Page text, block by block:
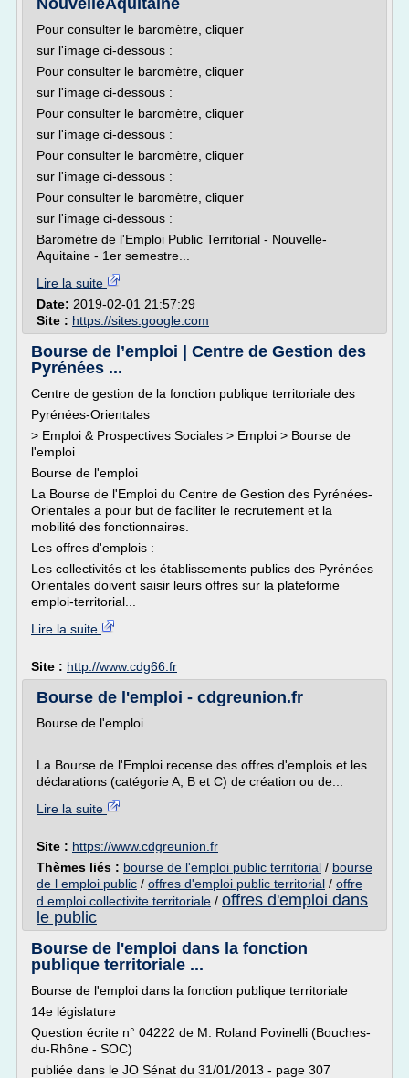
NouvelleAquitaine
Pour consulter le baromètre, cliquer
sur l'image ci-dessous :
Pour consulter le baromètre, cliquer
sur l'image ci-dessous :
Pour consulter le baromètre, cliquer
sur l'image ci-dessous :
Pour consulter le baromètre, cliquer
sur l'image ci-dessous :
Pour consulter le baromètre, cliquer
sur l'image ci-dessous :
Baromètre de l'Emploi Public Territorial - Nouvelle-
Aquitaine - 1er semestre...
Lire la suite
Date: 2019-02-01 21:57:29
Site : https://sites.google.com
Bourse de l’emploi | Centre de Gestion des
Pyrénées ...
Centre de gestion de la fonction publique territoriale des
Pyrénées-Orientales
> Emploi & Prospectives Sociales > Emploi > Bourse de
l'emploi
Bourse de l'emploi
La Bourse de l'Emploi du Centre de Gestion des Pyrénées-
Orientales a pour but de faciliter le recrutement et la
mobilité des fonctionnaires.
Les offres d'emplois :
Les collectivités et les établissements publics des Pyrénées
Orientales doivent saisir leurs offres sur la plateforme
emploi-territorial...
Lire la suite
Site : http://www.cdg66.fr
Bourse de l'emploi - cdgreunion.fr
Bourse de l'emploi
La Bourse de l'Emploi recense des offres d'emplois et les
déclarations (catégorie A, B et C) de création ou de...
Lire la suite
Site : https://www.cdgreunion.fr
Thèmes liés : bourse de l'emploi public territorial / bourse
de l emploi public / offres d'emploi public territorial / offre
d emploi collectivite territoriale / offres d'emploi dans
le public
Bourse de l'emploi dans la fonction
publique territoriale ...
Bourse de l'emploi dans la fonction publique territoriale
14e législature
Question écrite n° 04222 de M. Roland Povinelli (Bouches-
du-Rhône - SOC)
publiée dans le JO Sénat du 31/01/2013 - page 307